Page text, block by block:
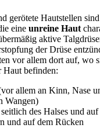
gerötete Hautstellen sind
eine unreine Haut
aktive
der Drüse
vor allem dort auf, wo
Haut befinden:
allem an Kinn, Nase
Wangen)
des Halses und
und auf dem Rücken